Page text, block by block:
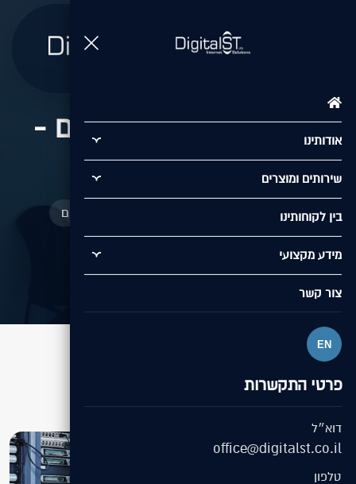
אודותינו
שירותים ומוצרים
בין לקוחותינו
מידע מקצועי
צור קשר
EN
פרטי התקשרות
דוא״ל
office@digitalst.co.il
טלפון
הקרב על לב המפתחים -
Node.js VS Php
/
מערכת DigitalST